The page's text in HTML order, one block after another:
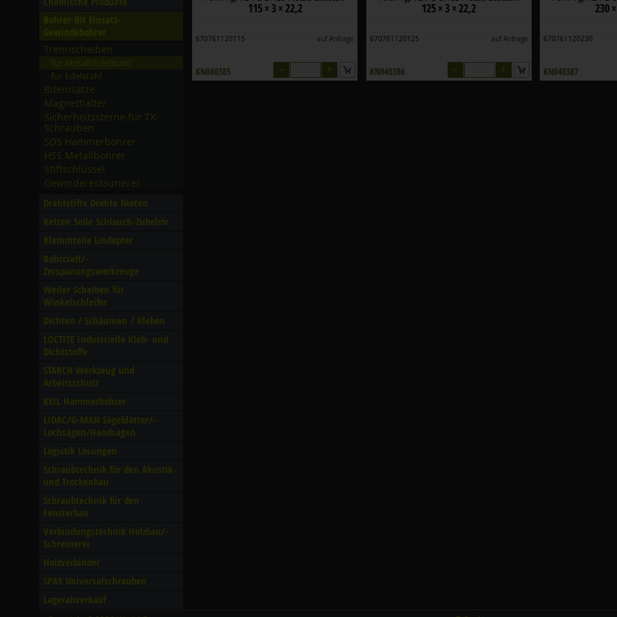
Trennscheiben
für Edelstahl
Biteinsätze
Magnethalter
Sicherheitssterne für TX-
Schrauben
SDS Hammerbohrer
HSS Metallbohrer
Stiftschlüssel
Gewinderestaurierer
Drahtstifte Drähte Nieten
Ketten Seile Schlauch-Zubehör
Klemmteile Lindapter
Bohrcraft/­
Zerspanungswerkzeuge
Weiler Scheiben für
Winkelschleifer
Dichten /­ Schäumen /­ Kleben
LOCTITE Industrielle Kleb- und
Dichtstoffe
STARCH Werkzeug und
Arbeitsschutz
KEIL Hammerbohrer
LIDAC/­G-MAN Sägeblätter/­
Lochsägen/­Handsägen
Logistik Lösungen
Schraubtechnik für den Akustik-
und Trockenbau
Schraubtechnik für den
Fensterbau
Verbindungstechnik Holzbau/­
Schreinerei
Holzverbinder
SPAX Universalschrauben
Lagerabverkauf
115 × 3 × 22,2
670761120115 auf Anfrage
KN040385
125 × 3 × 22,2
670761120125 auf Anfrage
KN040386
230
670761120230
KN040387